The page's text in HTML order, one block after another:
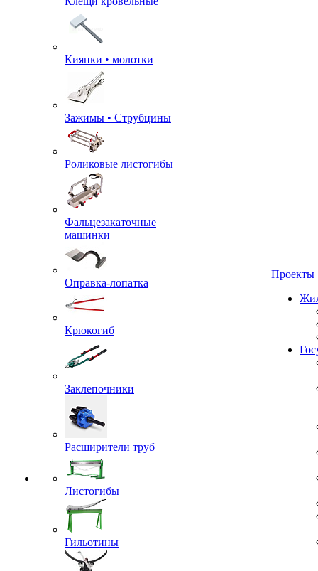
Киянки • молотки
Зажимы • Струбцины
Роликовые листогибы
Фальцезакаточные
машинки
Оправка-лопатка
Крюкогиб
Заклепочники
Расширители труб
Листогибы
Гильотины
Проекты